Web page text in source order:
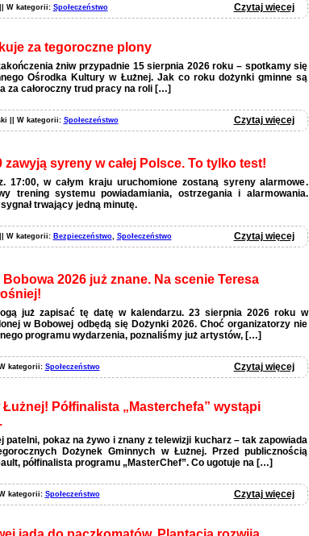
W kategorii: Społeczeństwo Czytaj więcej
za tegoroczne plony
żniw przypadnie 15 sierpnia 2026 roku – spotkamy się
Ośrodka Kultury w Łużnej. Jak co roku dożynki gminne są
za całoroczny trud pracy na roli […]
|| W kategorii: Społeczeństwo Czytaj więcej
zawyją syreny w całej Polsce. To tylko test!
17:00, w całym kraju uruchomione zostaną syreny alarmowe.
trening systemu powiadamiania, ostrzegania i alarmowania.
trwający jedną minutę.
W kategorii: Bezpieczeństwo, Społeczeństwo Czytaj więcej
2026 już znane. Na scenie Teresa
już zapisać tę datę w kalendarzu. 23 sierpnia 2026 roku w
w Bobowej odbędą się Dożynki 2026. Choć organizatorzy nie
programu wydarzenia, poznaliśmy już artystów, […]
kategorii: Społeczeństwo Czytaj więcej
Półfinalista „Masterchefa” wystąpi
patelni, pokaz na żywo i znany z telewizji kucharz – tak zapowiada
Dożynek Gminnych w Łużnej. Przed publicznością
półfinalista programu „MasterChef”. Co ugotuje na […]
kategorii: Społeczeństwo Czytaj więcej